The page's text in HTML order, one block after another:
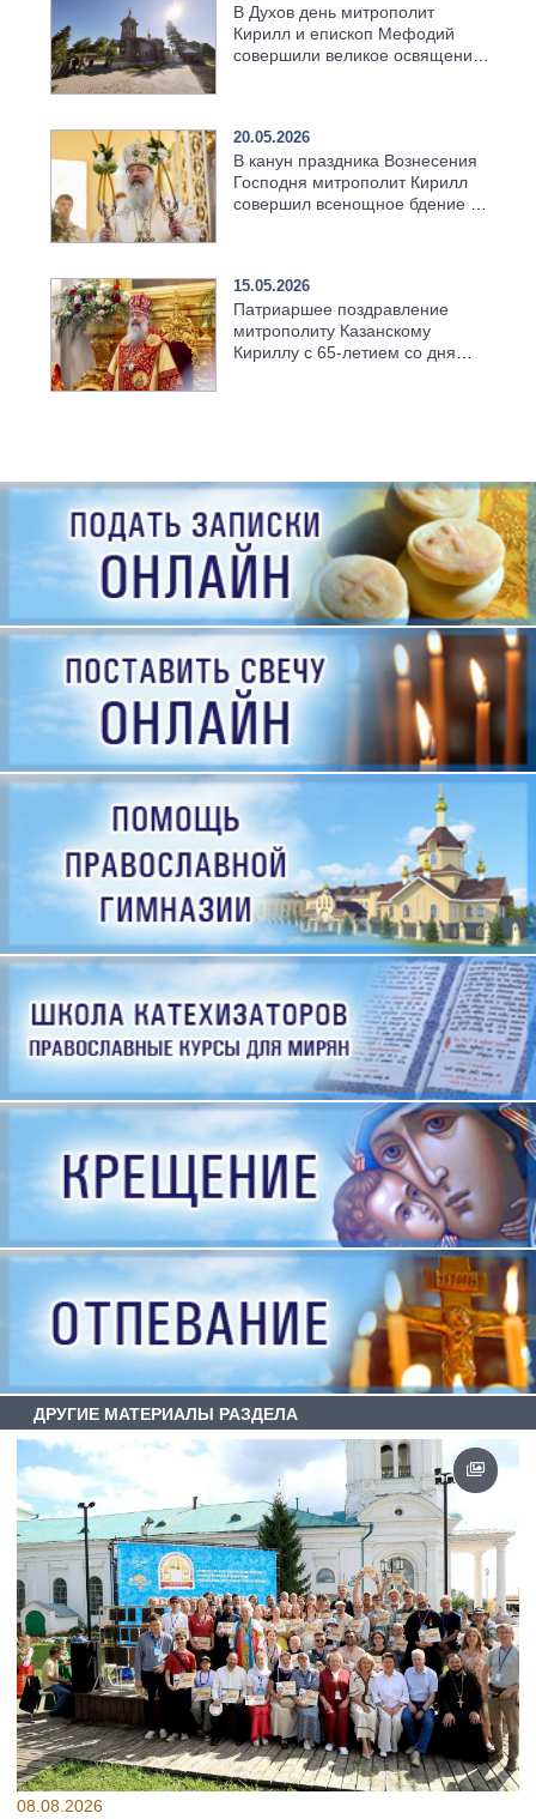
В Духов день митрополит
Кирилл и епископ Мефодий
совершили великое освящение
20.05.2026
В канун праздника Вознесения
Господня митрополит Кирилл
совершил всенощное бдение в
15.05.2026
Патриаршее поздравление
митрополиту Казанскому
Кириллу с 65-летием со дня
ДРУГИЕ МАТЕРИАЛЫ РАЗДЕЛА
08.08.2026